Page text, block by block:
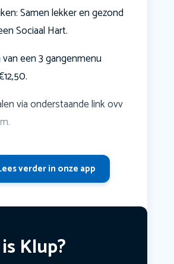
Samen lekker en gezond
Sociaal Hart.
een 3 gangenmenu
via onderstaande link ovv
verder in onze app
Klup?